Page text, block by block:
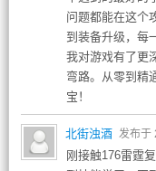
问题都能在这个
到装备升级，每
我对游戏有了更
弯路。从零到精
宝！
北街浊酒 发布于
刚接触176雷霆